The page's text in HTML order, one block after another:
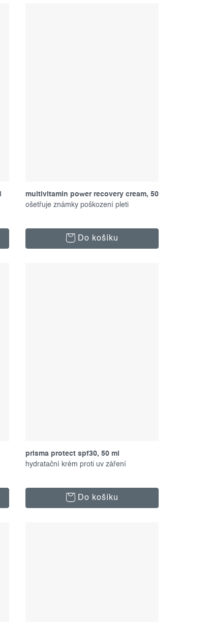
multivitamin power recovery cream, 50
ml
ošetřuje známky poškození pleti
Do košíku
prisma protect spf30, 50 ml
hydratační krém proti uv záření
Do košíku